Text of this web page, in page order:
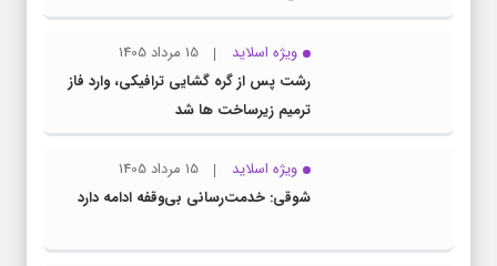
ویژه اسلاید
15 مرداد 1405
رشت پس از گره گشایی ترافیکی، وارد فاز
ترمیم زیرساخت ها شد
ویژه اسلاید
15 مرداد 1405
شوقی: خدمت‌رسانی بی‌وقفه ادامه دارد